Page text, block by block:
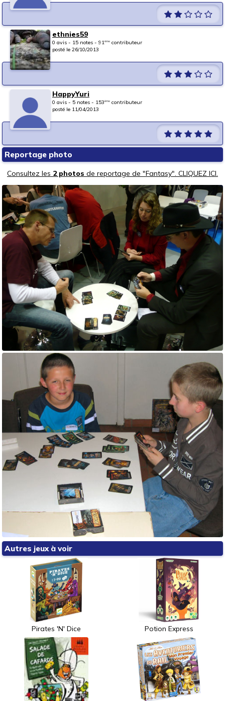
ethnies59
0 avis - 15 notes - 91ème contributeur
posté le 26/10/2013
HappyYuri
0 avis - 5 notes - 153ème contributeur
posté le 11/04/2013
Reportage photo
Consultez les 2 photos de reportage de "Fantasy". CLIQUEZ ICI.
Autres jeux à voir
Pirates 'N' Dice Potion Express